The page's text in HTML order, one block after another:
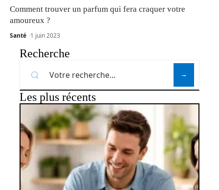
Comment trouver un parfum qui fera craquer votre
amoureux ?
Santé 1 juin 2023
Recherche
Les plus récents